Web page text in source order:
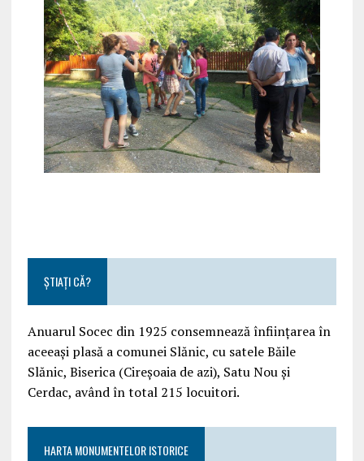
ȘTIAȚI CĂ?
Anuarul Socec din 1925 consemnează înființarea în
aceeași plasă a comunei Slănic, cu satele Băile
Slănic, Biserica (Cireșoaia de azi), Satu Nou și
Cerdac, având în total 215 locuitori.
HARTA MONUMENTELOR ISTORICE